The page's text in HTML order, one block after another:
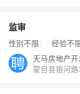
监审
性别不限 经验不
天马房地产
蒙自县银河